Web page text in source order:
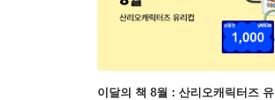
이달의 책 8월 : 산리오캐릭터즈 유